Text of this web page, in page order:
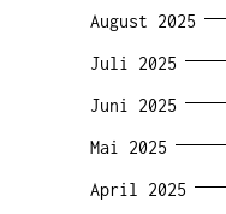
August 2025
Juli 2025
Juni 2025
Mai 2025
April 2025